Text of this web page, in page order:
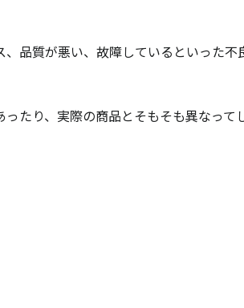
品質が悪い、故障しているといった不
たり、実際の商品とそもそも異なって